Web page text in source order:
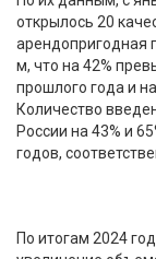
открылось 20
арендопригодная
м, что на 42%
прошлого года и
Количество
России на 43% и
годов,
По итогам 2024